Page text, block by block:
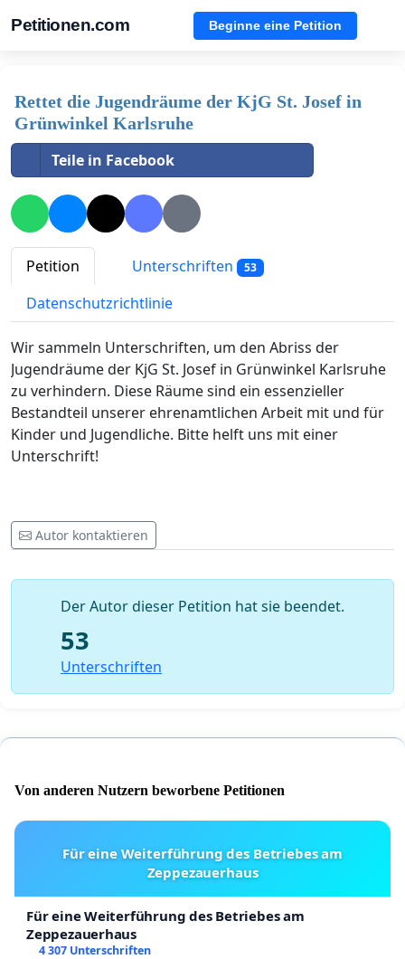
Petitionen.com Beginne eine Petition
Rettet die Jugendräume der KjG St. Josef in
Grünwinkel Karlsruhe
Teile in Facebook
Petition Unterschriften 53
Datenschutzrichtlinie
Wir sammeln Unterschriften, um den Abriss der
Jugendräume der KjG St. Josef in Grünwinkel Karlsruhe
zu verhindern. Diese Räume sind ein essenzieller
Bestandteil unserer ehrenamtlichen Arbeit mit und für
Kinder und Jugendliche. Bitte helft uns mit einer
Unterschrift!
Autor kontaktieren
Der Autor dieser Petition hat sie beendet.
53
Unterschriften
Von anderen Nutzern beworbene Petitionen
Für eine Weiterführung des Betriebes am
Zeppezauerhaus
Für eine Weiterführung des Betriebes am
Zeppezauerhaus
4 307 Unterschriften